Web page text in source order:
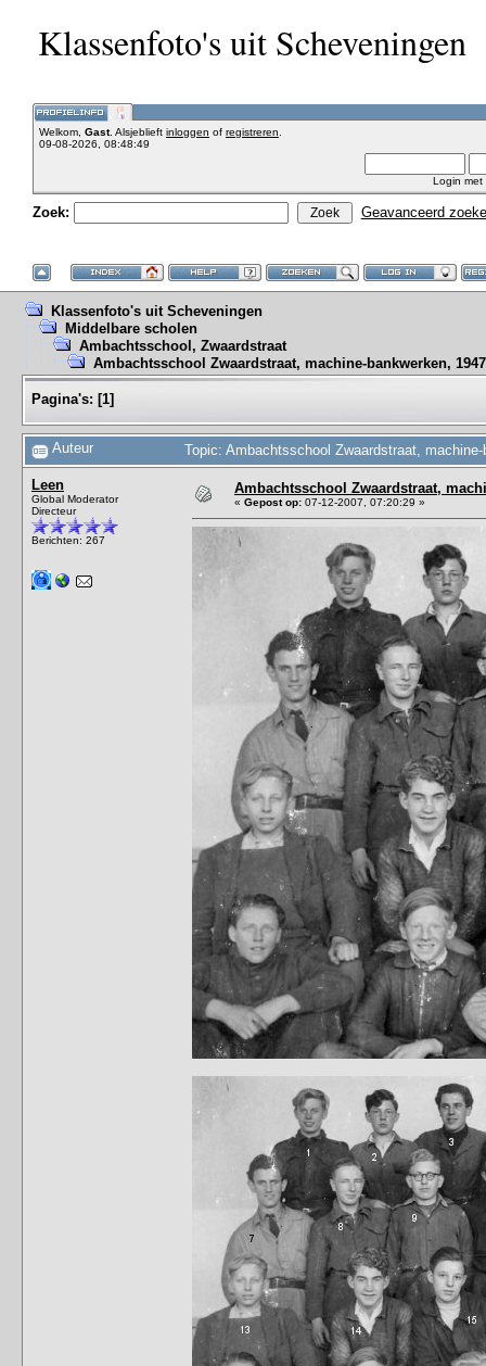
Klassenfoto's uit Scheveningen
Welkom, Gast. Alsjeblieft inloggen of registreren
09-08-2026, 08:48:49
Login met
Zoek: Geavanceerd
Klassenfoto's uit Scheveningen
Middelbare scholen
Ambachtsschool, Zwaardstraat
Ambachtsschool Zwaardstraat, machine-bankwerken, 1947
Pagina's: [1]
Auteur Topic: Ambachtsschool Zwaardstraat,
Leen
Global Moderator
Directeur
Berichten: 267
Ambachtsschool Zwaardstraat,
« Gepost op: 07-12-2007, 07:20:29 »